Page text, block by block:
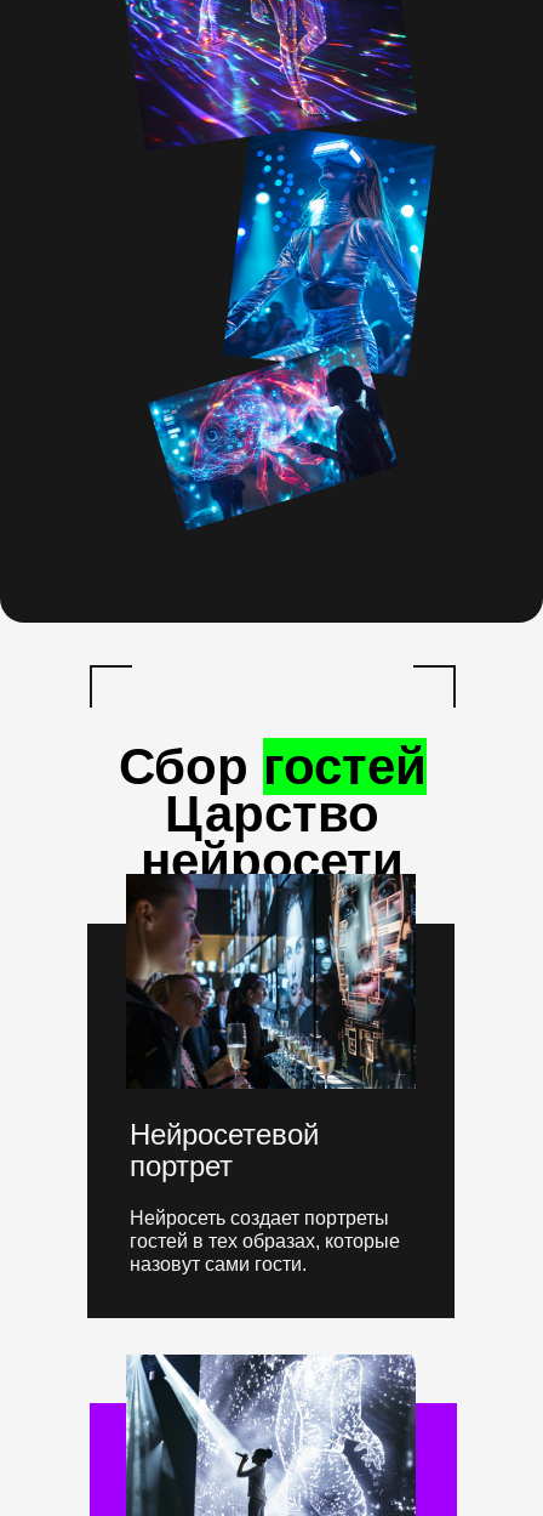
Сбор гостей
Царство
нейросети
Нейросетевой
портрет
Нейросеть создает портреты
гостей в тех образах, которые
назовут сами гости.